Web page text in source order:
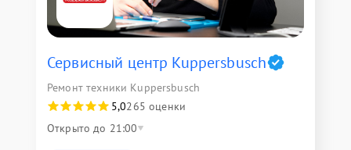
Сервисный центр Kuppersbusch
Ремонт техники Kuppersbusch
5,0265 оценки
Открыто до 21:00